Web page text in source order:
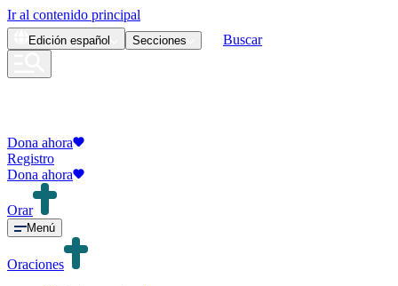
Ir al contenido principal
Edición español Secciones Buscar
Dona ahora
Registro
Dona ahora
Orar
Menú
Oraciones